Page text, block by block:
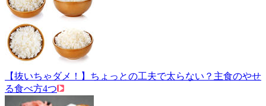
【抜いちゃダメ！】ちょっとの工夫で太らない？主食のやせ
る食べ方4つ